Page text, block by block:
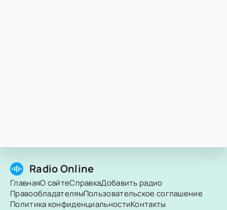
Radio Online
ГлавнаяО сайтеСправкаДобавить радио
ПравообладателямПользовательское соглашение
Политика конфиденциальностиКонтакты